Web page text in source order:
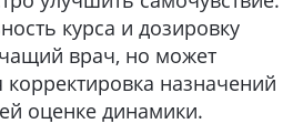
курса и дозировку
врач, но может
корректировка назначений
оценке динамики.